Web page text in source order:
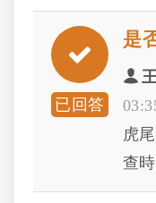
來
已回答
是
虎
查